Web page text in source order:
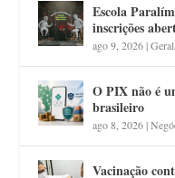
Escola
inscrições
ago 9, 2026|Geral
O PIX não é
brasileiro
ago 8, 2026|
Vacinação